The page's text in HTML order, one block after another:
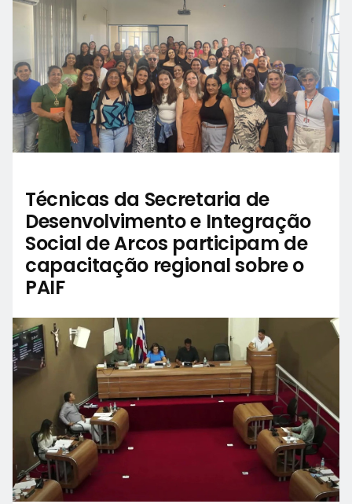
Técnicas da Secretaria de
Desenvolvimento e Integração
Social de Arcos participam de
capacitação regional sobre o
PAIF